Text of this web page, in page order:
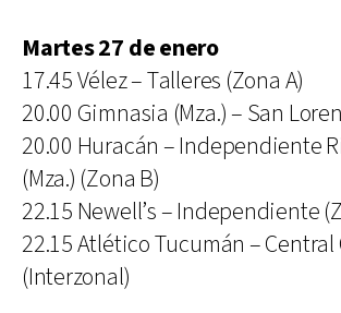
Martes 27 de enero
17.45 Vélez – Talleres (Zona A)
20.00 Gimnasia (Mza.) – San
20.00 Huracán – Independiente
(Mza.) (Zona B)
22.15 Newell’s – Independiente
22.15 Atlético Tucumán – Central
(Interzonal)